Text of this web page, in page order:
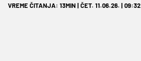
VREME ČITANJA: 13MIN | ČET. 11.06.26. | 09:32